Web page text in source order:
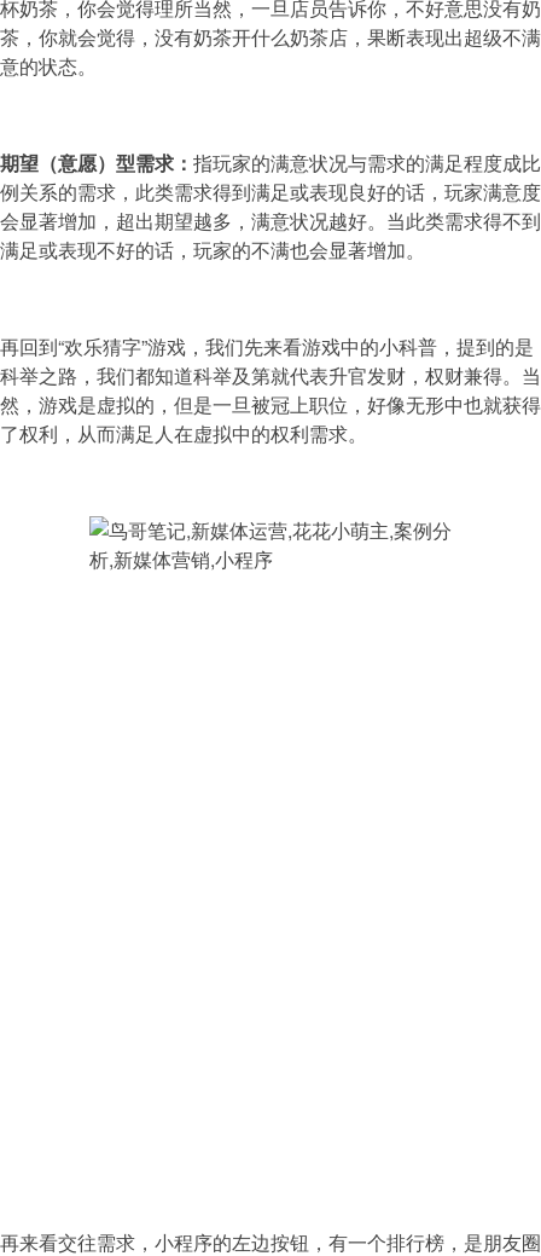
杯奶茶，你会觉得理所当然，一旦店员告诉你，不好意思没有奶
茶，你就会觉得，没有奶茶开什么奶茶店，果断表现出超级不满
意的状态。
期望（意愿）型需求： 指玩家的满意状况与需求的满足程度成比
例关系的需求，此类需求得到满足或表现良好的话，玩家满意度
会显著增加，超出期望越多，满意状况越好。当此类需求得不到
满足或表现不好的话，玩家的不满也会显著增加。
再回到“欢乐猜字”游戏，我们先来看游戏中的小科普，提到的是
科举之路，我们都知道科举及第就代表升官发财，权财兼得。当
然，游戏是虚拟的，但是一旦被冠上职位，好像无形中也就获得
了权利，从而满足人在虚拟中的权利需求。
再来看交往需求，小程序的左边按钮，有一个排行榜，是朋友圈